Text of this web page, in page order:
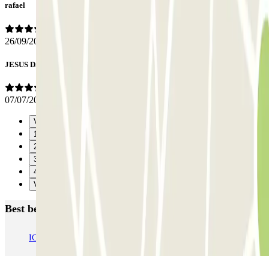
rafael
26/09/2025
JESUS DANIEL
07/07/2025
Vorige
1
2
3
4
Verzenden
Best beoordeelde parkeergarages in Madrid
IC Alenza-Ponzano